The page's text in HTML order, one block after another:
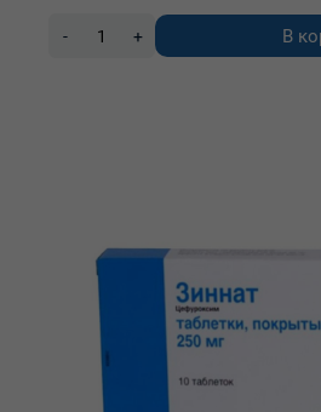
- + В